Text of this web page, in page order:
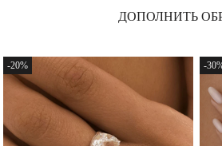
11 920 ₽
ДОПОЛНИТЬ
-20% -